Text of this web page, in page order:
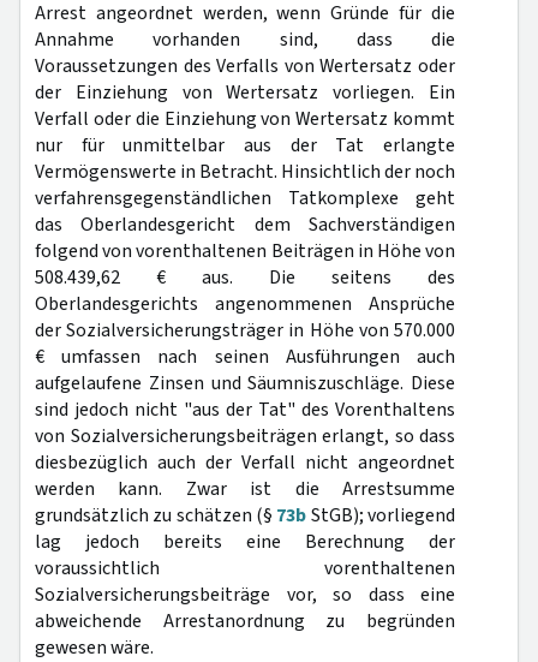
Arrest angeordnet werden, wenn Gründe für die
Annahme vorhanden sind, dass die
Voraussetzungen des Verfalls von Wertersatz oder
der Einziehung von Wertersatz vorliegen. Ein
Verfall oder die Einziehung von Wertersatz kommt
nur für unmittelbar aus der Tat erlangte
Vermögenswerte in Betracht. Hinsichtlich der noch
verfahrensgegenständlichen Tatkomplexe geht
das Oberlandesgericht dem Sachverständigen
folgend von vorenthaltenen Beiträgen in Höhe von
508.439,62 € aus. Die seitens des
Oberlandesgerichts angenommenen Ansprüche
der Sozialversicherungsträger in Höhe von 570.000
€ umfassen nach seinen Ausführungen auch
aufgelaufene Zinsen und Säumniszuschläge. Diese
sind jedoch nicht "aus der Tat" des Vorenthaltens
von Sozialversicherungsbeiträgen erlangt, so dass
diesbezüglich auch der Verfall nicht angeordnet
werden kann. Zwar ist die Arrestsumme
grundsätzlich zu schätzen (§ 73bStGB); vorliegend
lag jedoch bereits eine Berechnung der
voraussichtlich vorenthaltenen
Sozialversicherungsbeiträge vor, so dass eine
abweichende Arrestanordnung zu begründen
gewesen wäre.